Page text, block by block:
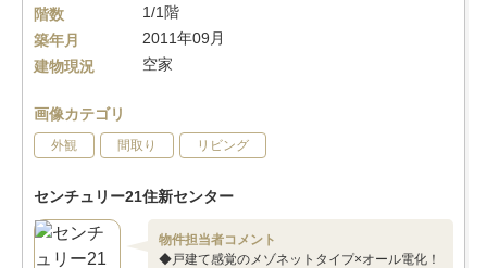
階数
1/1階
築年月
2011年09月
建物現況
空家
画像カテゴリ
外観 間取り リビング
センチュリー21住新センター
物件担当者コメント
◆戸建て感覚のメゾネットタイプ×オール電化！